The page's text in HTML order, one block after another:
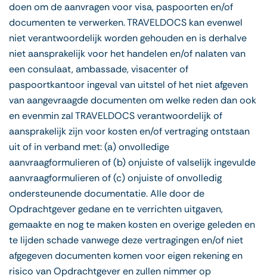
doen om de aanvragen voor visa, paspoorten en/of
documenten te verwerken. TRAVELDOCS kan evenwel
niet verantwoordelijk worden gehouden en is derhalve
niet aansprakelijk voor het handelen en/of nalaten van
een consulaat, ambassade, visacenter of
paspoortkantoor ingeval van uitstel of het niet afgeven
van aangevraagde documenten om welke reden dan ook
en evenmin zal TRAVELDOCS verantwoordelijk of
aansprakelijk zijn voor kosten en/of vertraging ontstaan
uit of in verband met: (a) onvolledige
aanvraagformulieren of (b) onjuiste of valselijk ingevulde
aanvraagformulieren of (c) onjuiste of onvolledig
ondersteunende documentatie. Alle door de
Opdrachtgever gedane en te verrichten uitgaven,
gemaakte en nog te maken kosten en overige geleden en
te lijden schade vanwege deze vertragingen en/of niet
afgegeven documenten komen voor eigen rekening en
risico van Opdrachtgever en zullen nimmer op